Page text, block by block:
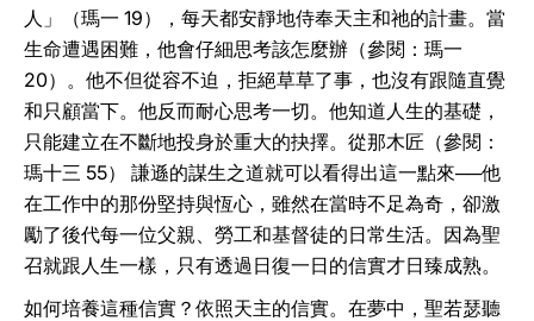
人」（瑪一 19），每天都安靜地侍奉天主和祂的計畫。當
生命遭遇困難，他會仔細思考該怎麼辦（參閱：瑪一
20）。他不但從容不迫，拒絕草草了事，也沒有跟隨直覺
和只顧當下。他反而耐心思考一切。他知道人生的基礎，
只能建立在不斷地投身於重大的抉擇。從那木匠（參閱：
瑪十三 55） 謙遜的謀生之道就可以看得出這一點來──他
在工作中的那份堅持與恆心，雖然在當時不足為奇，卻激
勵了後代每一位父親、勞工和基督徒的日常生活。因為聖
召就跟人生一樣，只有透過日復一日的信實才日臻成熟。
如何培養這種信實？依照天主的信實。在夢中，聖若瑟聽